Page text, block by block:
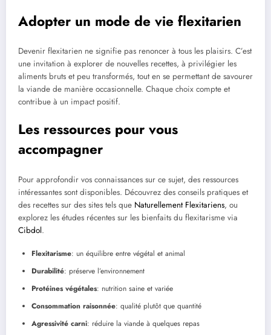
Adopter un mode de vie flexitarien
Devenir flexitarien ne signifie pas renoncer à tous les plaisirs. C’est
une invitation à explorer de nouvelles recettes, à privilégier les
aliments bruts et peu transformés, tout en se permettant de savourer
la viande de manière occasionnelle. Chaque choix compte et
contribue à un impact positif.
Les ressources pour vous
accompagner
Pour approfondir vos connaissances sur ce sujet, des ressources
intéressantes sont disponibles. Découvrez des conseils pratiques et
des recettes sur des sites tels que Naturellement Flexitariens, ou
explorez les études récentes sur les bienfaits du flexitarisme via
Cibdol.
Flexitarisme: un équilibre entre végétal et animal
Durabilité: préserve l’environnement
Protéines végétales: nutrition saine et variée
Consommation raisonnée: qualité plutôt que quantité
Agressivité carni: réduire la viande à quelques repas